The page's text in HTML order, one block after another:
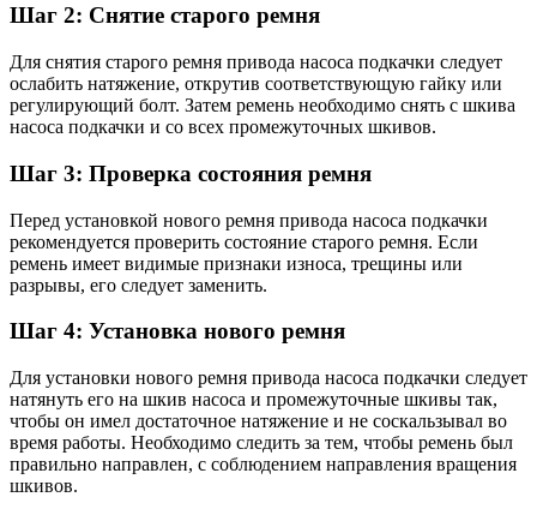
Шаг 2: Снятие старого ремня
Для снятия старого ремня привода насоса подкачки следует
ослабить натяжение, открутив соответствующую гайку или
регулирующий болт. Затем ремень необходимо снять с шкива
насоса подкачки и со всех промежуточных шкивов.
Шаг 3: Проверка состояния ремня
Перед установкой нового ремня привода насоса подкачки
рекомендуется проверить состояние старого ремня. Если
ремень имеет видимые признаки износа, трещины или
разрывы, его следует заменить.
Шаг 4: Установка нового ремня
Для установки нового ремня привода насоса подкачки следует
натянуть его на шкив насоса и промежуточные шкивы так,
чтобы он имел достаточное натяжение и не соскальзывал во
время работы. Необходимо следить за тем, чтобы ремень был
правильно направлен, с соблюдением направления вращения
шкивов.